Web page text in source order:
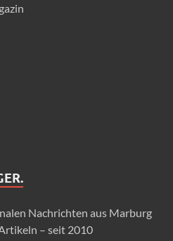
Nachrichten aus Marburg
– seit 2010